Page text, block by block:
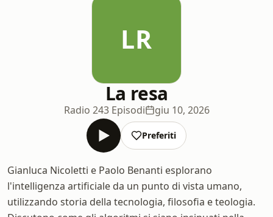
LR
La resa
Radio 243 Episodi giu 10, 2026
Preferiti
Gianluca Nicoletti e Paolo Benanti esplorano
l'intelligenza artificiale da un punto di vista umano,
utilizzando storia della tecnologia, filosofia e teologia.